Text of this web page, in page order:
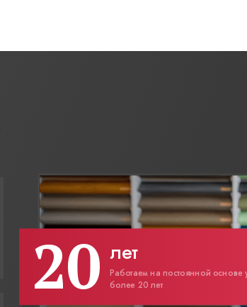
20 лет
Работаем на постоянной основе
более 20 лет